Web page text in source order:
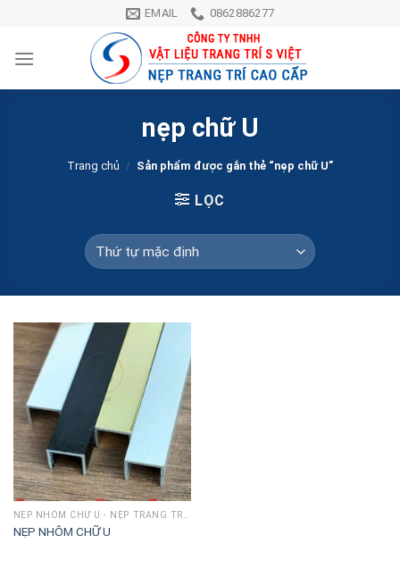
content
EMAIL 0862886277
nẹp chữ U
Trang chủ / Sản phẩm được gắn thẻ “nẹp chữ U”
LỌC
NẸP NHÔM CHỮ U - NẸP TRANG TRÍ CHỈ U
NẸP NHÔM CHỮ U